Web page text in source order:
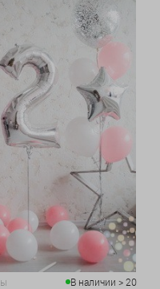
В наличии > 20